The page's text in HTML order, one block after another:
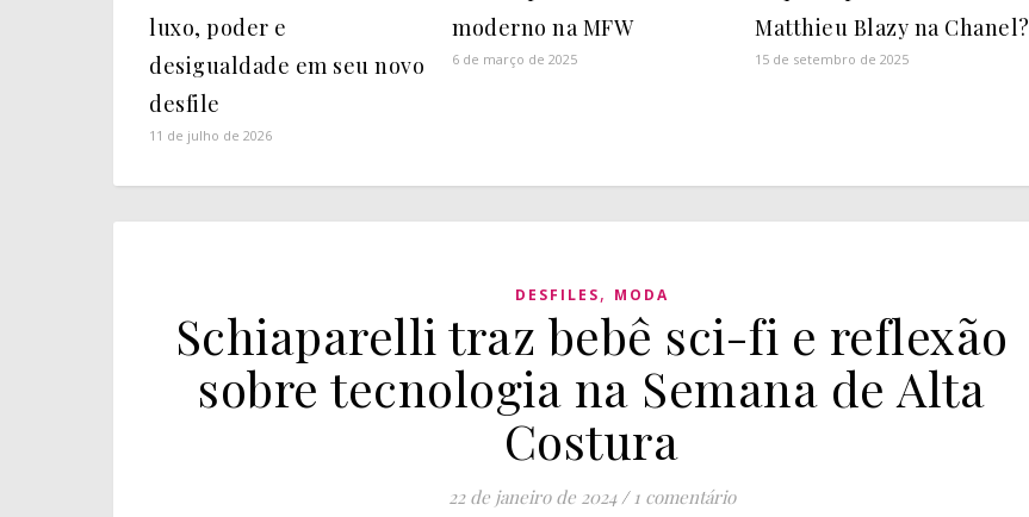
luxo, poder e
desigualdade em seu novo
desfile
11 de julho de 2026
moderno na MFW
6 de março de 2025
Matthieu Blazy na Chanel?
15 de setembro de 2025
DESFILES, MODA
Schiaparelli traz bebê sci-fi e reflexão
sobre tecnologia na Semana de Alta
Costura
22 de janeiro de 2024 / 1 comentário